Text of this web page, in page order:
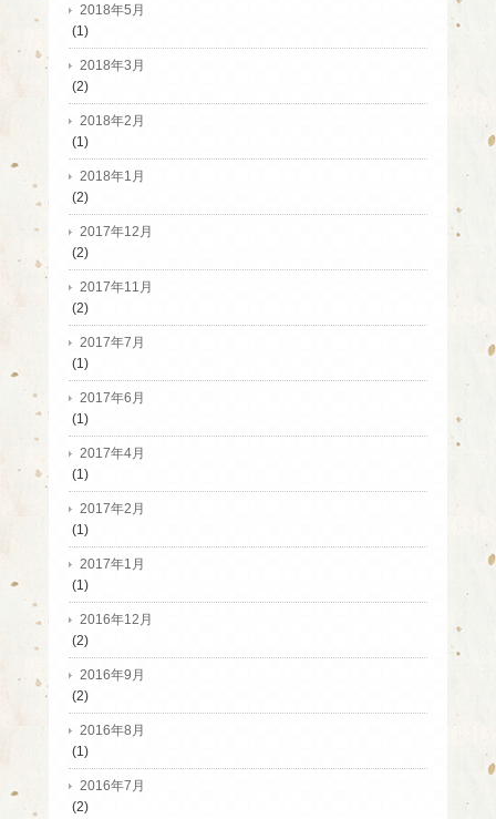
2018年5月
(1)
2018年3月
(2)
2018年2月
(1)
2018年1月
(2)
2017年12月
(2)
2017年11月
(2)
2017年7月
(1)
2017年6月
(1)
2017年4月
(1)
2017年2月
(1)
2017年1月
(1)
2016年12月
(2)
2016年9月
(2)
2016年8月
(1)
2016年7月
(2)